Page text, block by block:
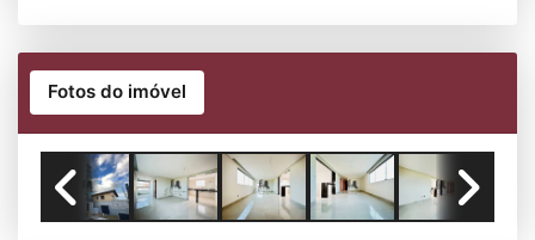
Fotos do imóvel